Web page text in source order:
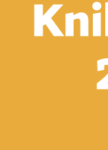
Vyhľadávanie